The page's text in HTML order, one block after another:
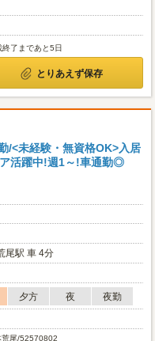
終了まであと5日
とりあえず保存
/<未経験・無資格OK>入居
活躍中!週1～!車通勤◎
尾駅 車 4分
夕方 夜
夜勤
荒尾/52570802